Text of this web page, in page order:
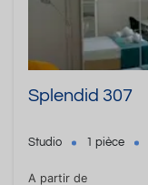
Splendid 307
Studio 1 pièce
A partir de